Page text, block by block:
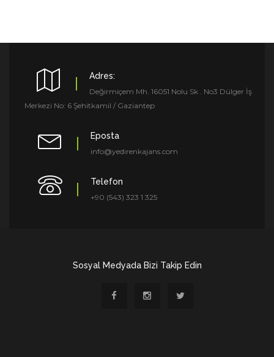
Adres:
Değirmiçem Mh. 16051 Nolu Sk . No3 Dülger İş
Merkezi No: 6 Şehitkamil / Gaziantep
Eposta
info@yedirenkajans.com
Telefon
+90 (543) 323 1 325
Sosyal Medyada Bizi Takip Edin